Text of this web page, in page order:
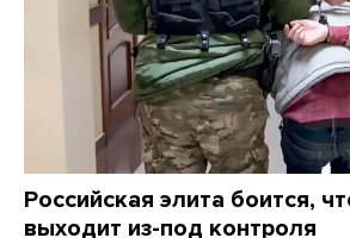
Российская элита боится,
выходит из-под контроля